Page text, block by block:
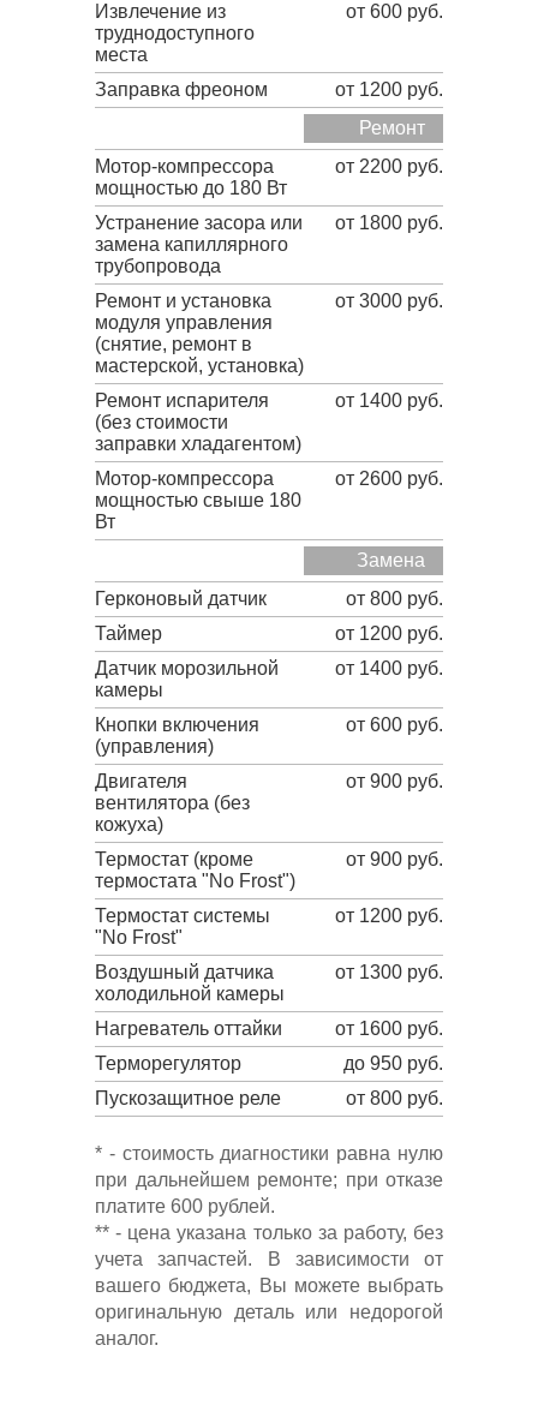
Извлечение из
труднодоступного
места
от 600 руб.
Заправка фреоном
от 1200 руб.
Ремонт
Мотор-компрессора
мощностью до 180 Вт
от 2200 руб.
Устранение засора или
замена капиллярного
трубопровода
от 1800 руб.
Ремонт и установка
модуля управления
(снятие, ремонт в
мастерской, установка)
от 3000 руб.
Ремонт испарителя
(без стоимости
заправки хладагентом)
от 1400 руб.
Мотор-компрессора
мощностью свыше 180
Вт
от 2600 руб.
Замена
Герконовый датчик
от 800 руб.
Таймер
от 1200 руб.
Датчик морозильной
камеры
от 1400 руб.
Кнопки включения
(управления)
от 600 руб.
Двигателя
вентилятора (без
кожуха)
от 900 руб.
Термостат (кроме
термостата "No Frost")
от 900 руб.
Термостат системы
"No Frost"
от 1200 руб.
Воздушный датчика
холодильной камеры
от 1300 руб.
Нагреватель оттайки
от 1600 руб.
Терморегулятор
до 950 руб.
Пускозащитное реле
от 800 руб.
* - стоимость диагностики равна нулю
при дальнейшем ремонте; при отказе
платите 600 рублей.
** - цена указана только за работу, без
учета запчастей. В зависимости от
вашего бюджета, Вы можете выбрать
оригинальную деталь или недорогой
аналог.